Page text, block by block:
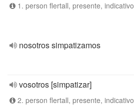
1. person flertall, presente, indicativo
nosotros simpatizamos
vosotros [simpatizar]
2. person flertall, presente, indicativo